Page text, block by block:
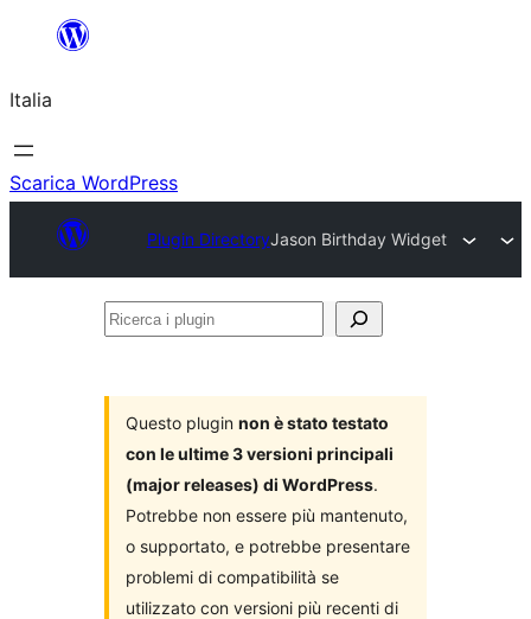
contenuto
Italia
Scarica WordPress
Plugin DirectoryJason Birthday Widget
Ricerca
Questo plugin non è stato testato
con le ultime 3 versioni principali
(major releases) di WordPress.
Potrebbe non essere più mantenuto,
o supportato, e potrebbe presentare
problemi di compatibilità se
utilizzato con versioni più recenti di